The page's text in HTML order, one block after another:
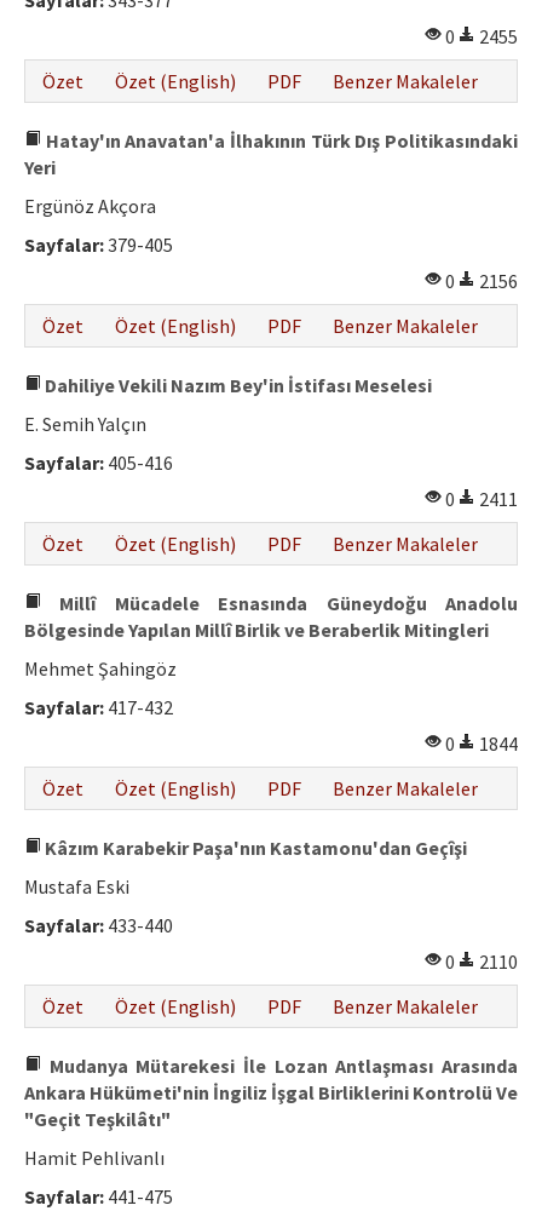
0
2455
Özet
Özet (English) PDF Benzer Makaleler
Hatay'ın Anavatan'a İlhakının Türk Dış Politikasındaki
Yeri
Ergünöz Akçora
Sayfalar:379-405
0
2156
Özet
Özet (English) PDF Benzer Makaleler
Dahiliye Vekili Nazım Bey'in İstifası Meselesi
E. Semih Yalçın
Sayfalar: 405-416
0
2411
Özet
Özet (English) PDF Benzer Makaleler
Millî Mücadele Esnasında Güneydoğu Anadolu
Bölgesinde Yapılan Millî Birlik ve Beraberlik Mitingleri
Mehmet Şahingöz
Sayfalar: 417-432
0
1844
Özet
Özet (English) PDF Benzer Makaleler
Kâzım Karabekir Paşa'nın Kastamonu'dan Geçîşi
Mustafa Eski
Sayfalar: 433-440
0
2110
Özet
Özet (English) PDF Benzer Makaleler
Mudanya Mütarekesi İle Lozan Antlaşması Arasında
Ankara Hükümeti'nin İngiliz İşgal Birliklerini Kontrolü Ve
"Geçit Teşkilâtı"
Hamit Pehlivanlı
Sayfalar: 441-475